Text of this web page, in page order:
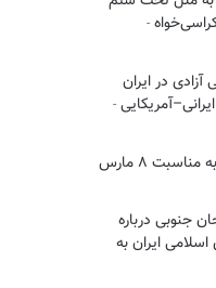
در ایران
بیانیه ائتلاف دموکراتیک ملت‌ها در ایران به مناسبت ۸ مارس
جنوبی درباره
ایران به